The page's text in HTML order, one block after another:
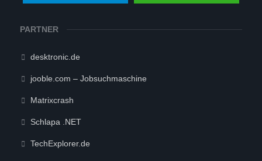
PARTNER
desktronic.de
jooble.com – Jobsuchmaschine
Matrixcrash
Schlapa .NET
TechExplorer.de